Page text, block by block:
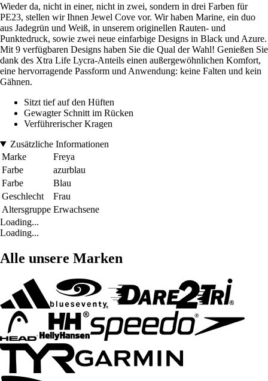
Wieder da, nicht in einer, nicht in zwei, sondern in drei Farben für
PE23, stellen wir Ihnen Jewel Cove vor. Wir haben Marine, ein duo
aus Jadegrün und Weiß, in unserem originellen Rauten- und
Punktedruck, sowie zwei neue einfarbige Designs in Black und Azure.
Mit 9 verfügbaren Designs haben Sie die Qual der Wahl! Genießen Sie
dank des Xtra Life Lycra-Anteils einen außergewöhnlichen Komfort,
eine hervorragende Passform und Anwendung: keine Falten und kein
Gähnen.
Sitzt tief auf den Hüften
Gewagter Schnitt im Rücken
Verführerischer Kragen
Zusätzliche Informationen
Marke
Freya
Farbe
azurblau
Farbe
Blau
Geschlecht
Frau
Altersgruppe Erwachsene
Loading...
Loading...
Alle unsere Marken